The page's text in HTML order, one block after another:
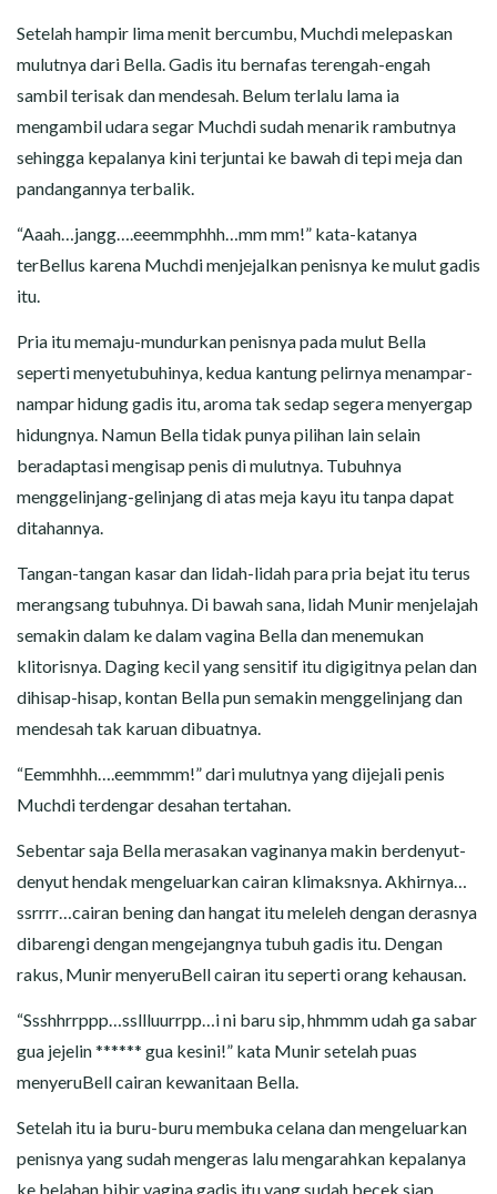
Setelah hampir lima menit bercumbu, Muchdi melepaskan
mulutnya dari Bella. Gadis itu bernafas terengah-engah
sambil terisak dan mendesah. Belum terlalu lama ia
mengambil udara segar Muchdi sudah menarik rambutnya
sehingga kepalanya kini terjuntai ke bawah di tepi meja dan
pandangannya terbalik.
“Aaah…jangg….eeemmphhh…mm mm!” kata-katanya
terBellus karena Muchdi menjejalkan penisnya ke mulut gadis
itu.
Pria itu memaju-mundurkan penisnya pada mulut Bella
seperti menyetubuhinya, kedua kantung pelirnya menampar-
nampar hidung gadis itu, aroma tak sedap segera menyergap
hidungnya. Namun Bella tidak punya pilihan lain selain
beradaptasi mengisap penis di mulutnya. Tubuhnya
menggelinjang-gelinjang di atas meja kayu itu tanpa dapat
ditahannya.
Tangan-tangan kasar dan lidah-lidah para pria bejat itu terus
merangsang tubuhnya. Di bawah sana, lidah Munir menjelajah
semakin dalam ke dalam vagina Bella dan menemukan
klitorisnya. Daging kecil yang sensitif itu digigitnya pelan dan
dihisap-hisap, kontan Bella pun semakin menggelinjang dan
mendesah tak karuan dibuatnya.
“Eemmhhh….eemmmm!” dari mulutnya yang dijejali penis
Muchdi terdengar desahan tertahan.
Sebentar saja Bella merasakan vaginanya makin berdenyut-
denyut hendak mengeluarkan cairan klimaksnya. Akhirnya…
ssrrrr…cairan bening dan hangat itu meleleh dengan derasnya
dibarengi dengan mengejangnya tubuh gadis itu. Dengan
rakus, Munir menyeruBell cairan itu seperti orang kehausan.
“Ssshhrrppp…ssllluurrpp…i ni baru sip, hhmmm udah ga sabar
gua jejelin ****** gua kesini!” kata Munir setelah puas
menyeruBell cairan kewanitaan Bella.
Setelah itu ia buru-buru membuka celana dan mengeluarkan
penisnya yang sudah mengeras lalu mengarahkan kepalanya
ke belahan bibir vagina gadis itu yang sudah becek siap